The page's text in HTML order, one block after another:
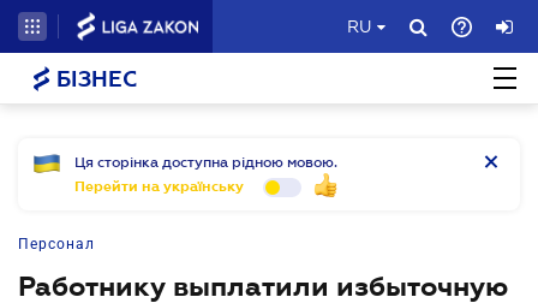
RU
БІЗНЕС
Ця сторінка доступна рідною мовою.
Перейти на українську
Персонал
Работнику выплатили избыточную